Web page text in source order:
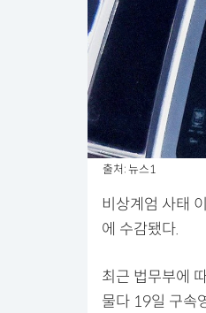
출처: 뉴스1
비상계엄 사태
에 수감됐다.
최근 법무부에
물다 19일 구속